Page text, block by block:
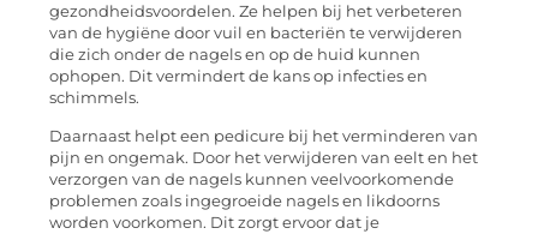
gezondheidsvoordelen. Ze helpen bij het verbeteren
van de hygiëne door vuil en bacteriën te verwijderen
die zich onder de nagels en op de huid kunnen
ophopen. Dit vermindert de kans op infecties en
schimmels.
Daarnaast helpt een pedicure bij het verminderen van
pijn en ongemak. Door het verwijderen van eelt en het
verzorgen van de nagels kunnen veelvoorkomende
problemen zoals ingegroeide nagels en likdoorns
worden voorkomen. Dit zorgt ervoor dat je